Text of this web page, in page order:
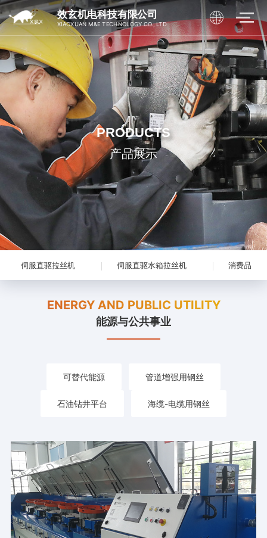
效玄机电科技有限公司
XIAOXUAN M&E TECHNOLOGY CO., LTD
PRODUCTS
产品展示
伺服直驱拉丝机 伺服直驱水箱拉丝机 消费品
ENERGY AND PUBLIC UTILITY
能源与公共事业
可替代能源 管道增强用钢丝
石油钻井平台 海缆-电缆用钢丝